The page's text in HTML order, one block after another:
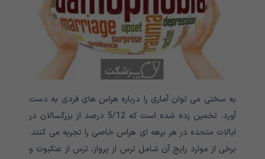
به سختی می توان آماری را درباره هراس های فردی به دست
آورد. تخمین زده شده است که 5/12 درصد از بزرگسالان در
ایالات متحده در هر برهه ای هراس خاصی را تجربه می کنند.
برخی از موارد رایج آن شامل ترس از پرواز، ترس از عنکبوت و